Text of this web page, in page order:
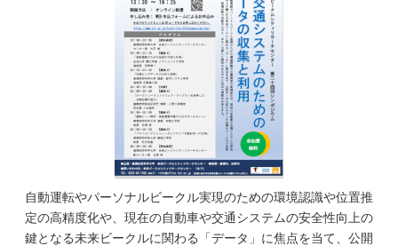
自動運転やパーソナルビークル実現のための環境認識や位置推
定の高精度化や、現在の自動車や交通システムの安全性向上の
鍵となる未来ビークルに関わる「データ」に焦点を当て、公開